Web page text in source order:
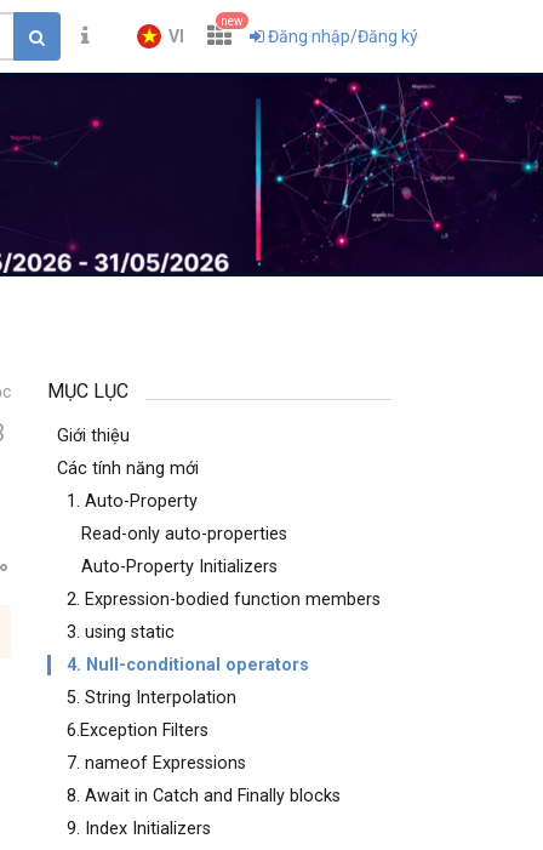
VI
new
Đăng nhập/Đăng ký
MỤC LỤC
Giới thiệu
Các tính năng mới
1. Auto-Property
Read-only auto-properties
Auto-Property Initializers
2. Expression-bodied function members
3. using static
4. Null-conditional operators
5. String Interpolation
6.Exception Filters
7. nameof Expressions
8. Await in Catch and Finally blocks
9. Index Initializers